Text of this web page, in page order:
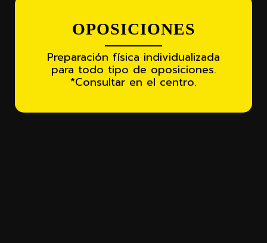
OPOSICIONES
Preparación física individualizada
para todo tipo de oposiciones.
*Consultar en el centro.